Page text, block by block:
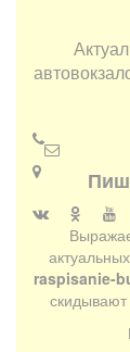
raspisanie-